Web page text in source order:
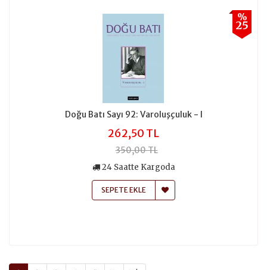
%
25
Doğu Batı Sayı 92: Varoluşçuluk - I
262,50 TL
350,00 TL
24 Saatte Kargoda
SEPETE EKLE